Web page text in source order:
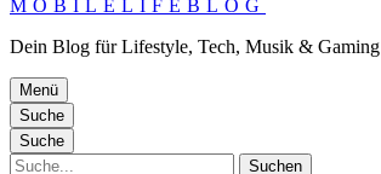
MOBILELIFEBLOG
Dein Blog für Lifestyle, Tech, Musik & Gaming
Menü
Suche
Suche
Suche